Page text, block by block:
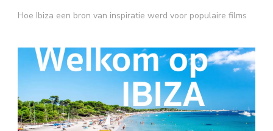
Hoe Ibiza een bron van inspiratie werd voor populaire films